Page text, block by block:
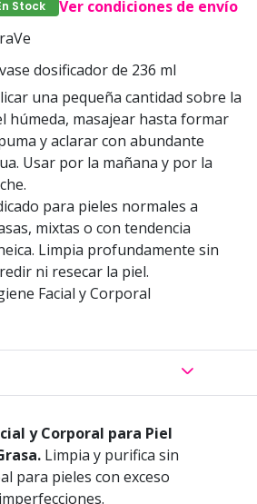
Stock
Ver condiciones de envío
dosificador de 236 ml
una pequeña cantidad sobre la
húmeda, masajear hasta formar
y aclarar con abundante
Usar por la mañana y por la
para pieles normales a
mixtas o con tendencia
Limpia profundamente sin
ni resecar la piel.
Facial y Corporal
y Corporal para Piel
Limpia y purifica sin
para pieles con exceso